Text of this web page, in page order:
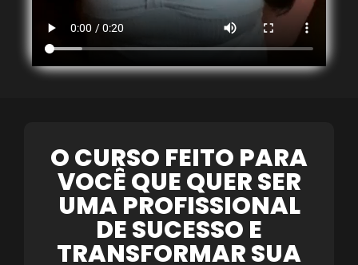
O CURSO FEITO PARA
VOCÊ QUE QUER SER
UMA PROFISSIONAL
DE SUCESSO E
TRANSFORMAR SUA